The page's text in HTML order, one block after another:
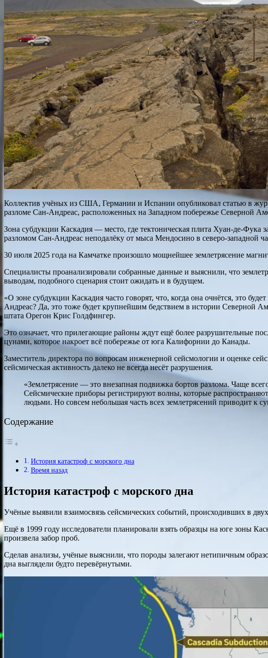
Коллектив учёных из США, Германии и Испании опубликовал статью в
разломе Сан-Андреас, расположенных на Западном побережье Северной
Зона субдукции Каскадия — место, где тектоническая плита Хуан-де-
разломом Сан-Андреас неподалёку от мыса Мендосино в северо-западной
30 июля 2025 года на Камчатке произошло мощнейшее землетрясение
Специалисты проанализировали собранные данные и выяснили, что
выводам, подобного сценария стоит ожидать и в будущем.
«О зоне субдукции Каскадия часто говорят, что, когда она очнётся, это
Андреас? Да, это тоже будет крупнейшим бедствием в истории Северной
штата Орегон Крис Голдфингер.
Это означает, что прилегающие районы ждут ещё более разрушительные
цунами, которое накроет всё побережье от юга Калифорнии до Канады.
Заместитель директора по вопросам инженерной сейсмологии и оценке
сейсмическая активность далеко не всегда несёт разрушения.
«Землетрясение — это внезапная подвижка бортов разлома. Чаще
Сейсмические приборы регистрируют волны, которые
людьми. Но совсем небольшая часть всех землетрясений приводит к
Содержание
История катастроф с морского дна
Время назад
История катастроф с морского дна
Учёные выявили взаимосвязь сейсмических событий, происходивших в
Ещё в 1999 году исследователи планировали взять образцы на юге зоны
произвела забор проб.
Сделав анализы, учёные выяснили, что породы залегают нетипичным
дна выглядели будто перевёрнутыми.